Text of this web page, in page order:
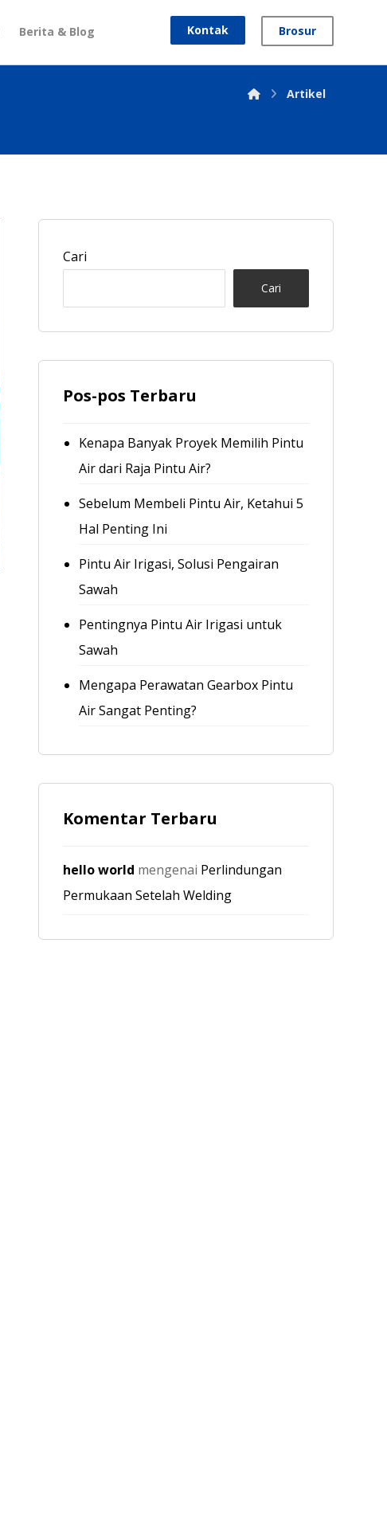
Berita & Blog Brosur
Kontak
Artikel
Cari
Cari
Pos-pos Terbaru
Kenapa Banyak Proyek Memilih Pintu
Air dari Raja Pintu Air?
Sebelum Membeli Pintu Air, Ketahui 5
Hal Penting Ini
Pintu Air Irigasi, Solusi Pengairan
Sawah
Pentingnya Pintu Air Irigasi untuk
Sawah
Mengapa Perawatan Gearbox Pintu
Air Sangat Penting?
Komentar Terbaru
hello world mengenai Perlindungan
Permukaan Setelah Welding